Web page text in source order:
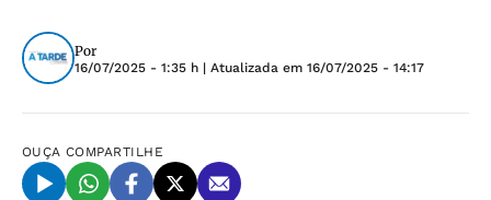
Por
16/07/2025 - 1:35 h | Atualizada em 16/07/2025 - 14:17
OUÇA COMPARTILHE